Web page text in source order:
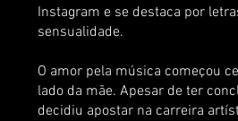
Instagram e se destaca por
sensualidade.
O amor pela música começou
lado da mãe. Apesar de ter
decidiu apostar na carreira